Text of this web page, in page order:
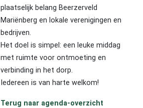
plaatselijk belang Beerzerveld
Mariënberg en lokale verenigingen en
bedrijven.
Het doel is simpel: een leuke middag
met ruimte voor ontmoeting en
verbinding in het dorp.
Iedereen is van harte welkom!
Terug naar agenda-overzicht